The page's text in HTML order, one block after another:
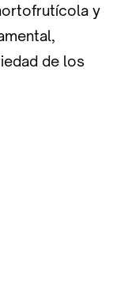
y
de los